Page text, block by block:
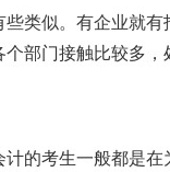
些类似。有企业就
部门接触比较多，
的考生一般都是